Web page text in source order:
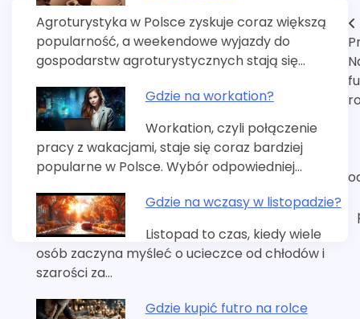
Agroturystyka w Polsce zyskuje coraz większą
popularność, a weekendowe wyjazdy do
gospodarstw agroturystycznych stają się…
Gdzie na workation?
Workation, czyli połączenie
pracy z wakacjami, staje się coraz bardziej
popularne w Polsce. Wybór odpowiedniej…
Gdzie na wczasy w listopadzie?
Listopad to czas, kiedy wiele
osób zaczyna myśleć o ucieczce od chłodów i
szarości za…
Gdzie kupić futro na rolce
Nawigacja
wpisu